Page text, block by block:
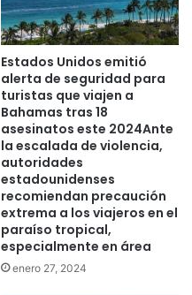
Estados Unidos emitió
alerta de seguridad para
turistas que viajen a
Bahamas tras 18
asesinatos este 2024Ante
la escalada de violencia,
autoridades
estadounidenses
recomiendan precaución
extrema a los viajeros en el
paraíso tropical,
especialmente en área
enero 27, 2024